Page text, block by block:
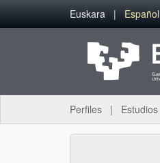
Saltar al contenido principal
Euskara Español
Perfiles Estudios